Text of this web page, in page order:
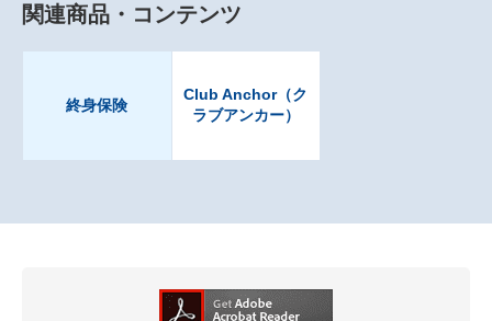
関連商品・コンテンツ
終身保険
Club Anchor（ク
ラブアンカー）